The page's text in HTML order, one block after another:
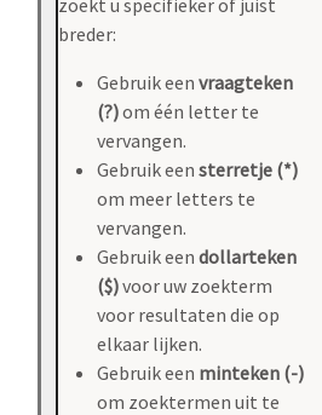
breder:
Gebruik een vraagteken
(?)om één letter te
vervangen.
Gebruik een sterretje (*)
om meer letters te
vervangen.
Gebruik een dollarteken
($)voor uw zoekterm
voor resultaten die op
elkaar lijken.
Gebruik een minteken (-)
om zoektermen uit te